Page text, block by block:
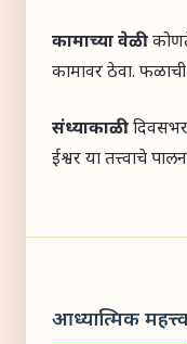
कामाच्या वेळी:
कामावर ठेवा.
संध्याकाळी:
ईश्वर या तत्त्वाचे
आध्यात्मिक